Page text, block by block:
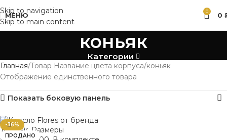
Skip to navigation
Skip to main content
МЕНЮ 0 0
коньяк
Категории
Главная Товар Название цвета корпуса коньяк
Отображение единственного товара
Показать боковую панель
-36%
ПРОДАНО